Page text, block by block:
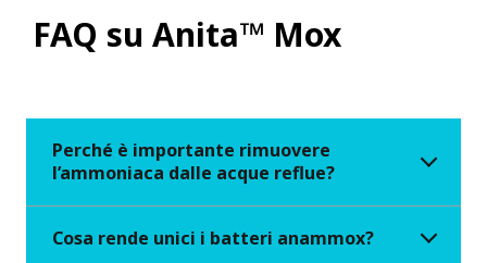
FAQ su Anita™ Mox
Perché è importante rimuovere
l’ammoniaca dalle acque reflue?
Cosa rende unici i batteri anammox?